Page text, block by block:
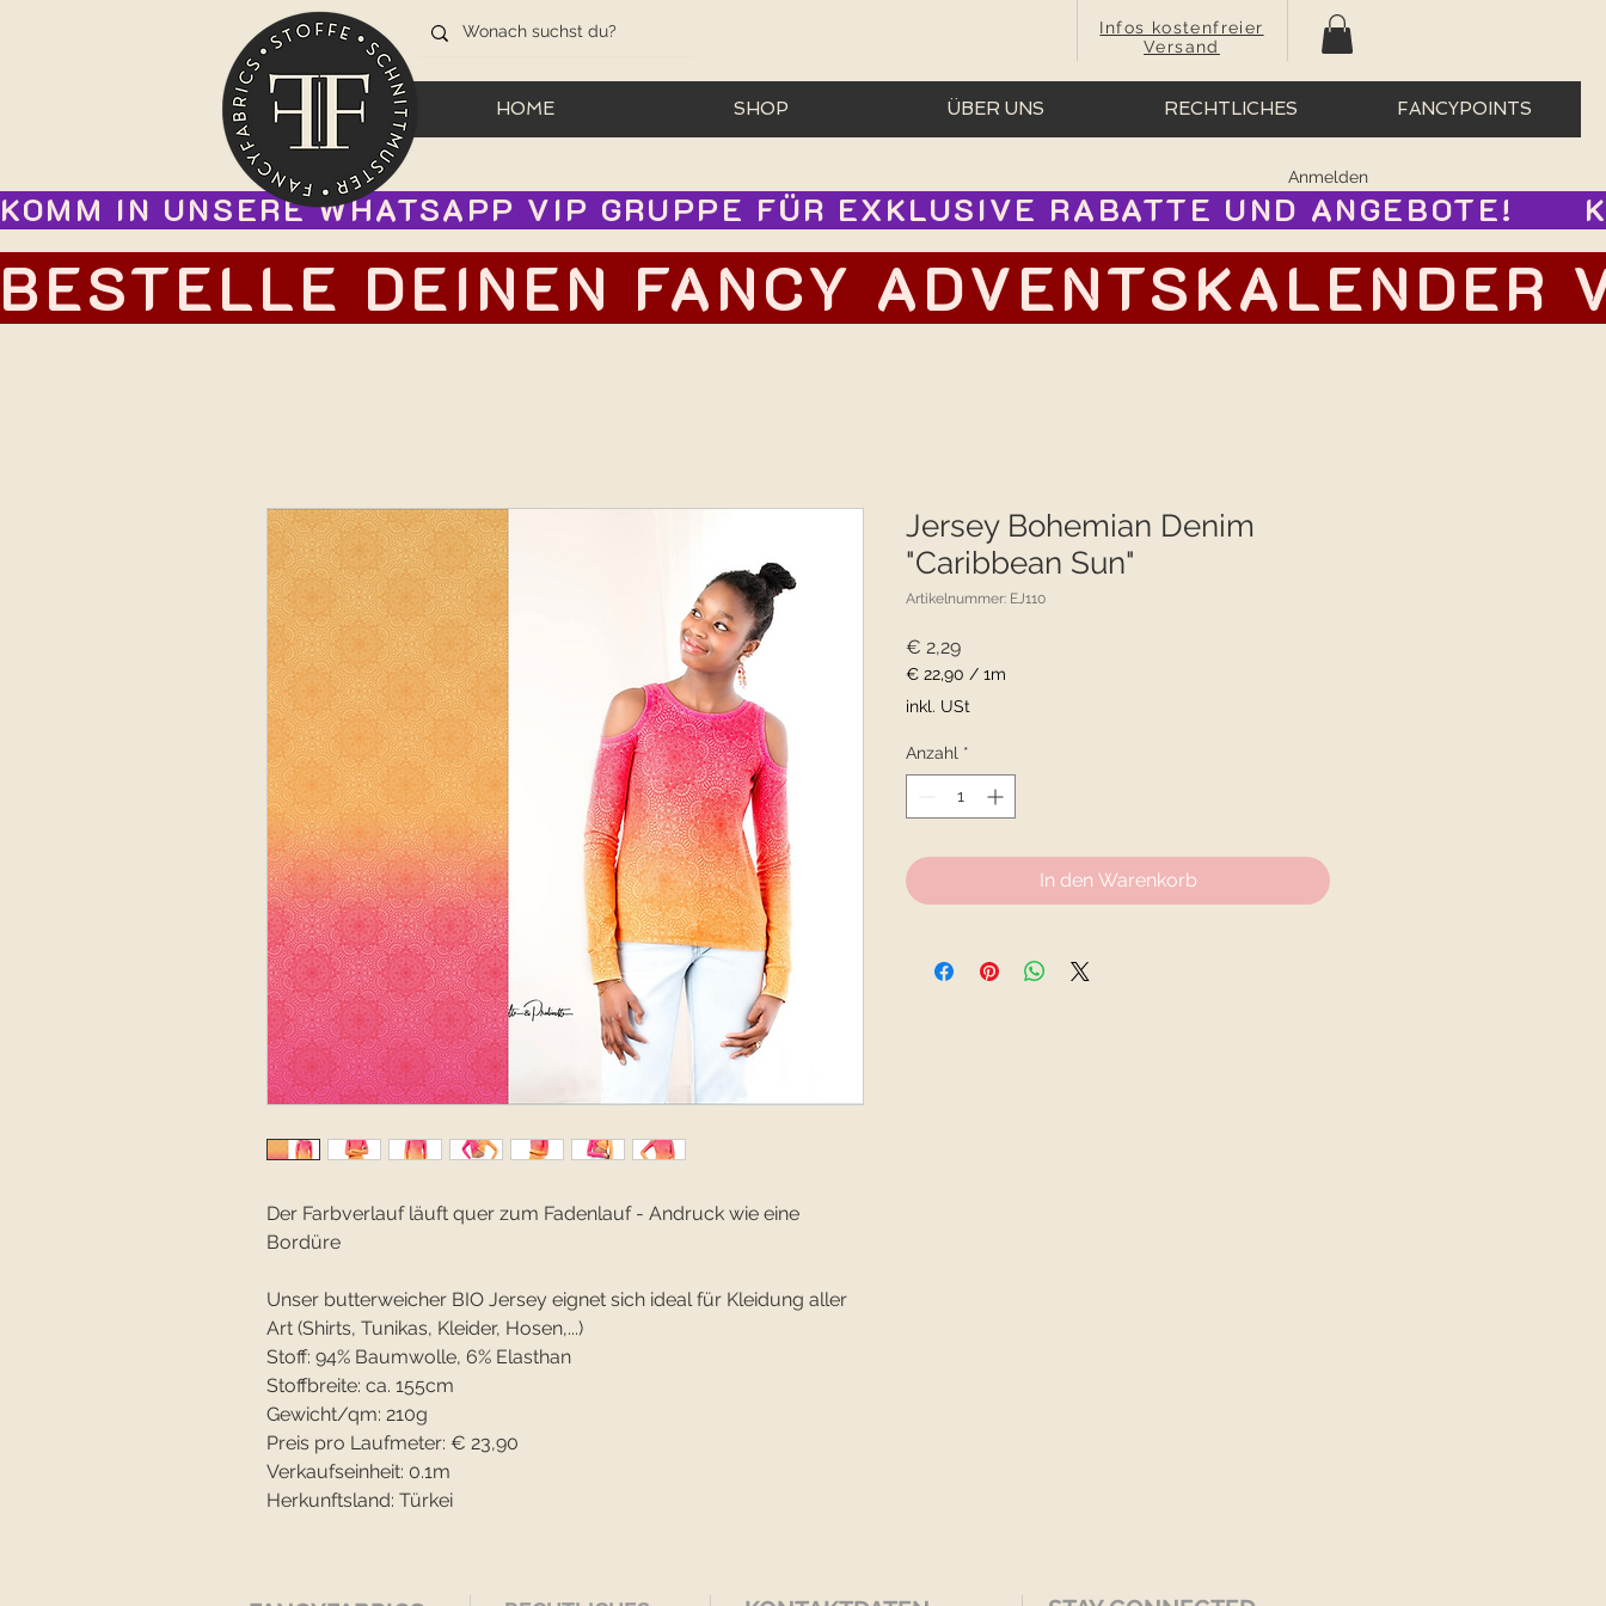
Infos kostenfreier
Versand
HOME SHOP ÜBER UNS RECHTLICHES FANCYPOINTS
Anmelden
KOMM IN UNSERE WHATSAPP VIP GRUPPE FÜR EXKLUSIVE RABATTE UND ANGEBOTE!
BESTELLE DEINEN FANCY
Der Farbverlauf läuft quer zum Fadenlauf - Andruck wie eine
Bordüre
Unser butterweicher BIO Jersey eignet sich ideal für Kleidung aller
Art (Shirts, Tunikas, Kleider, Hosen,...)
Stoff: 94% Baumwolle, 6% Elasthan
Stoffbreite: ca. 155cm
Gewicht/qm: 210g
Preis pro Laufmeter: € 23,90
Verkaufseinheit: 0.1m
Herkunftsland: Türkei
Jersey Bohemian Denim
"Caribbean Sun"
Artikelnummer: EJ110
€ 2,29Preis
€ 22,90 / 1m
€ 22,90
1
Meter
inkl. USt
Anzahl *
In den Warenkorb